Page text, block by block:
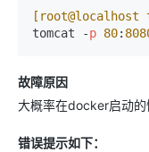
[root@localhost
tomcat -p 80:
故障原因
大概率在docker启动
错误提示如下：